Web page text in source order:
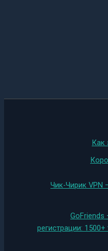
Как
Чик-Чирик VPN
GoFriends
регистрации: